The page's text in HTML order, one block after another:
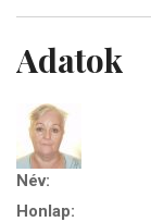
Adatok
Név:
Honlap: